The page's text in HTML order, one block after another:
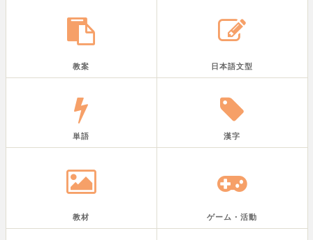
教案 日本語文型
単語 漢字
教材 ゲーム・活動